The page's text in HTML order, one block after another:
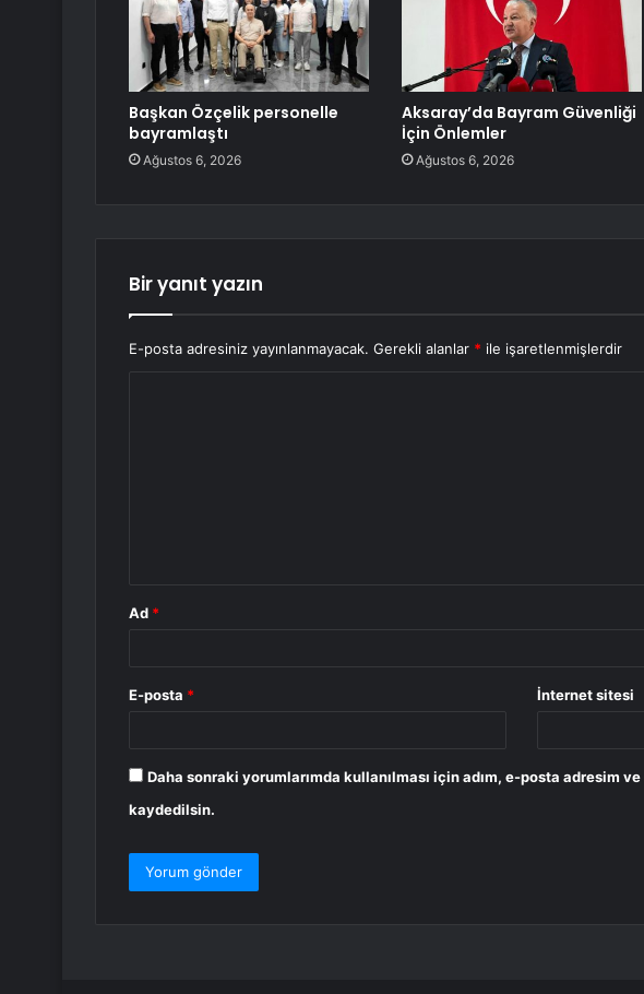
Başkan Özçelik personelle
bayramlaştı
Ağustos 6, 2026
Aksaray’da Bayram Güvenliği
İçin Önlemler
Ağustos 6, 2026
Bir yanıt yazın
E-posta adresiniz yayınlanmayacak. Gerekli alanlar * ile işaretlenmişlerdir
Ad *
E-posta * İnternet sitesi
Daha sonraki yorumlarımda kullanılması için adım, e-posta adresim
kaydedilsin.